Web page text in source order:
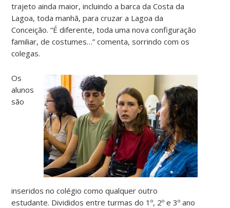
trajeto ainda maior, incluindo a barca da Costa da
Lagoa, toda manhã, para cruzar a Lagoa da
Conceição. “É diferente, toda uma nova configuração
familiar, de costumes…” comenta, sorrindo com os
colegas.
Os
alunos
são
inseridos no colégio como qualquer outro
estudante. Divididos entre turmas do 1º, 2º e 3º ano